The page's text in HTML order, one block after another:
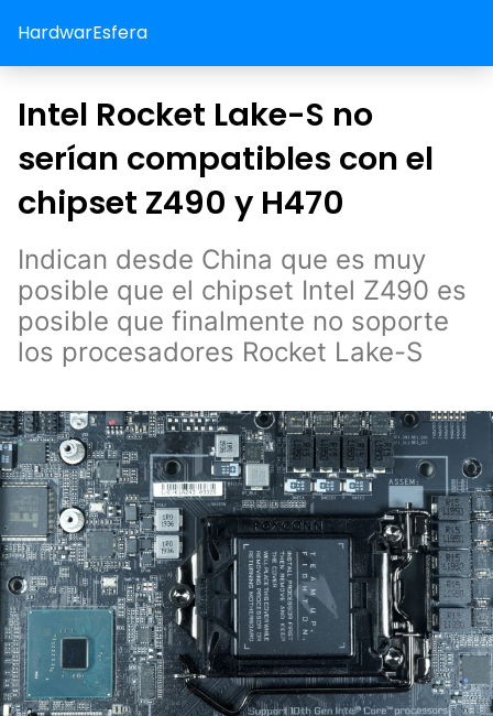
HardwarEsfera
Intel Rocket Lake-S no
serían compatibles con el
chipset Z490 y H470
Indican desde China que es muy
posible que el chipset Intel Z490 es
posible que finalmente no soporte
los procesadores Rocket Lake-S